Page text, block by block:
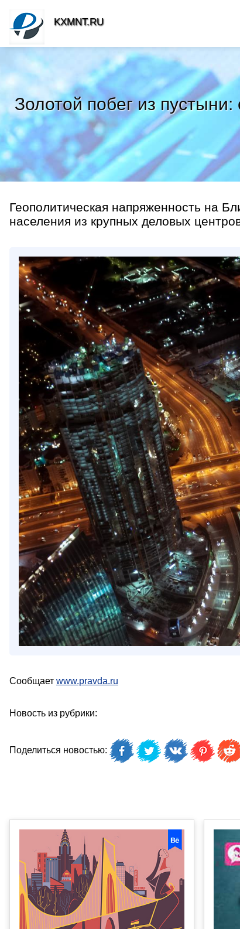
Золотой побег из
Геополитическая напряженность на
населения из крупных деловых
Сообщает www.pravda.ru
Новость из рубрики:
Поделиться новостью:
KXMNT.RU